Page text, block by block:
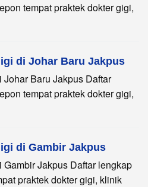
tempat praktek dokter gigi,
di Johar Baru Jakpus
Baru Jakpus Daftar
tempat praktek dokter gigi,
di Gambir Jakpus
Jakpus Daftar lengkap
praktek dokter gigi, klinik